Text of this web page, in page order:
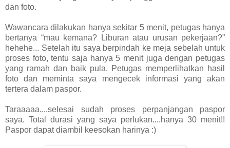
dan foto.
Wawancara dilakukan hanya sekitar 5 menit, petugas hanya
bertanya “mau kemana? Liburan atau urusan pekerjaan?”
hehehe... Setelah itu saya berpindah ke meja sebelah untuk
proses foto, tentu saja hanya 5 menit jugadengan petugas
yang ramah dan baik pula. Petugas memperlihatkan hasil
foto dan meminta saya mengecek informasi yang akan
tertera dalam paspor.
Taraaaaa....selesai sudah proses perpanjangan paspor
saya. Total durasi yang saya perlukan....hanya 30 menit!!
Paspor dapat diambil keesokan harinya :)